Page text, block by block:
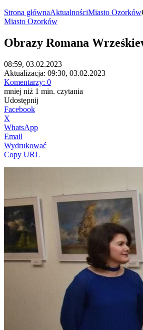
Strona głównaAktualnościMiasto Ozorków
Miasto Ozorków
Obrazy Romana
08:59, 03.02.2023
Aktualizacja: 09:30, 03.02.2023
Komentarzy: 0
mniej niż 1 min. czytania
Udostępnij
Facebook
X
WhatsApp
Email
Wydrukować
Copy URL